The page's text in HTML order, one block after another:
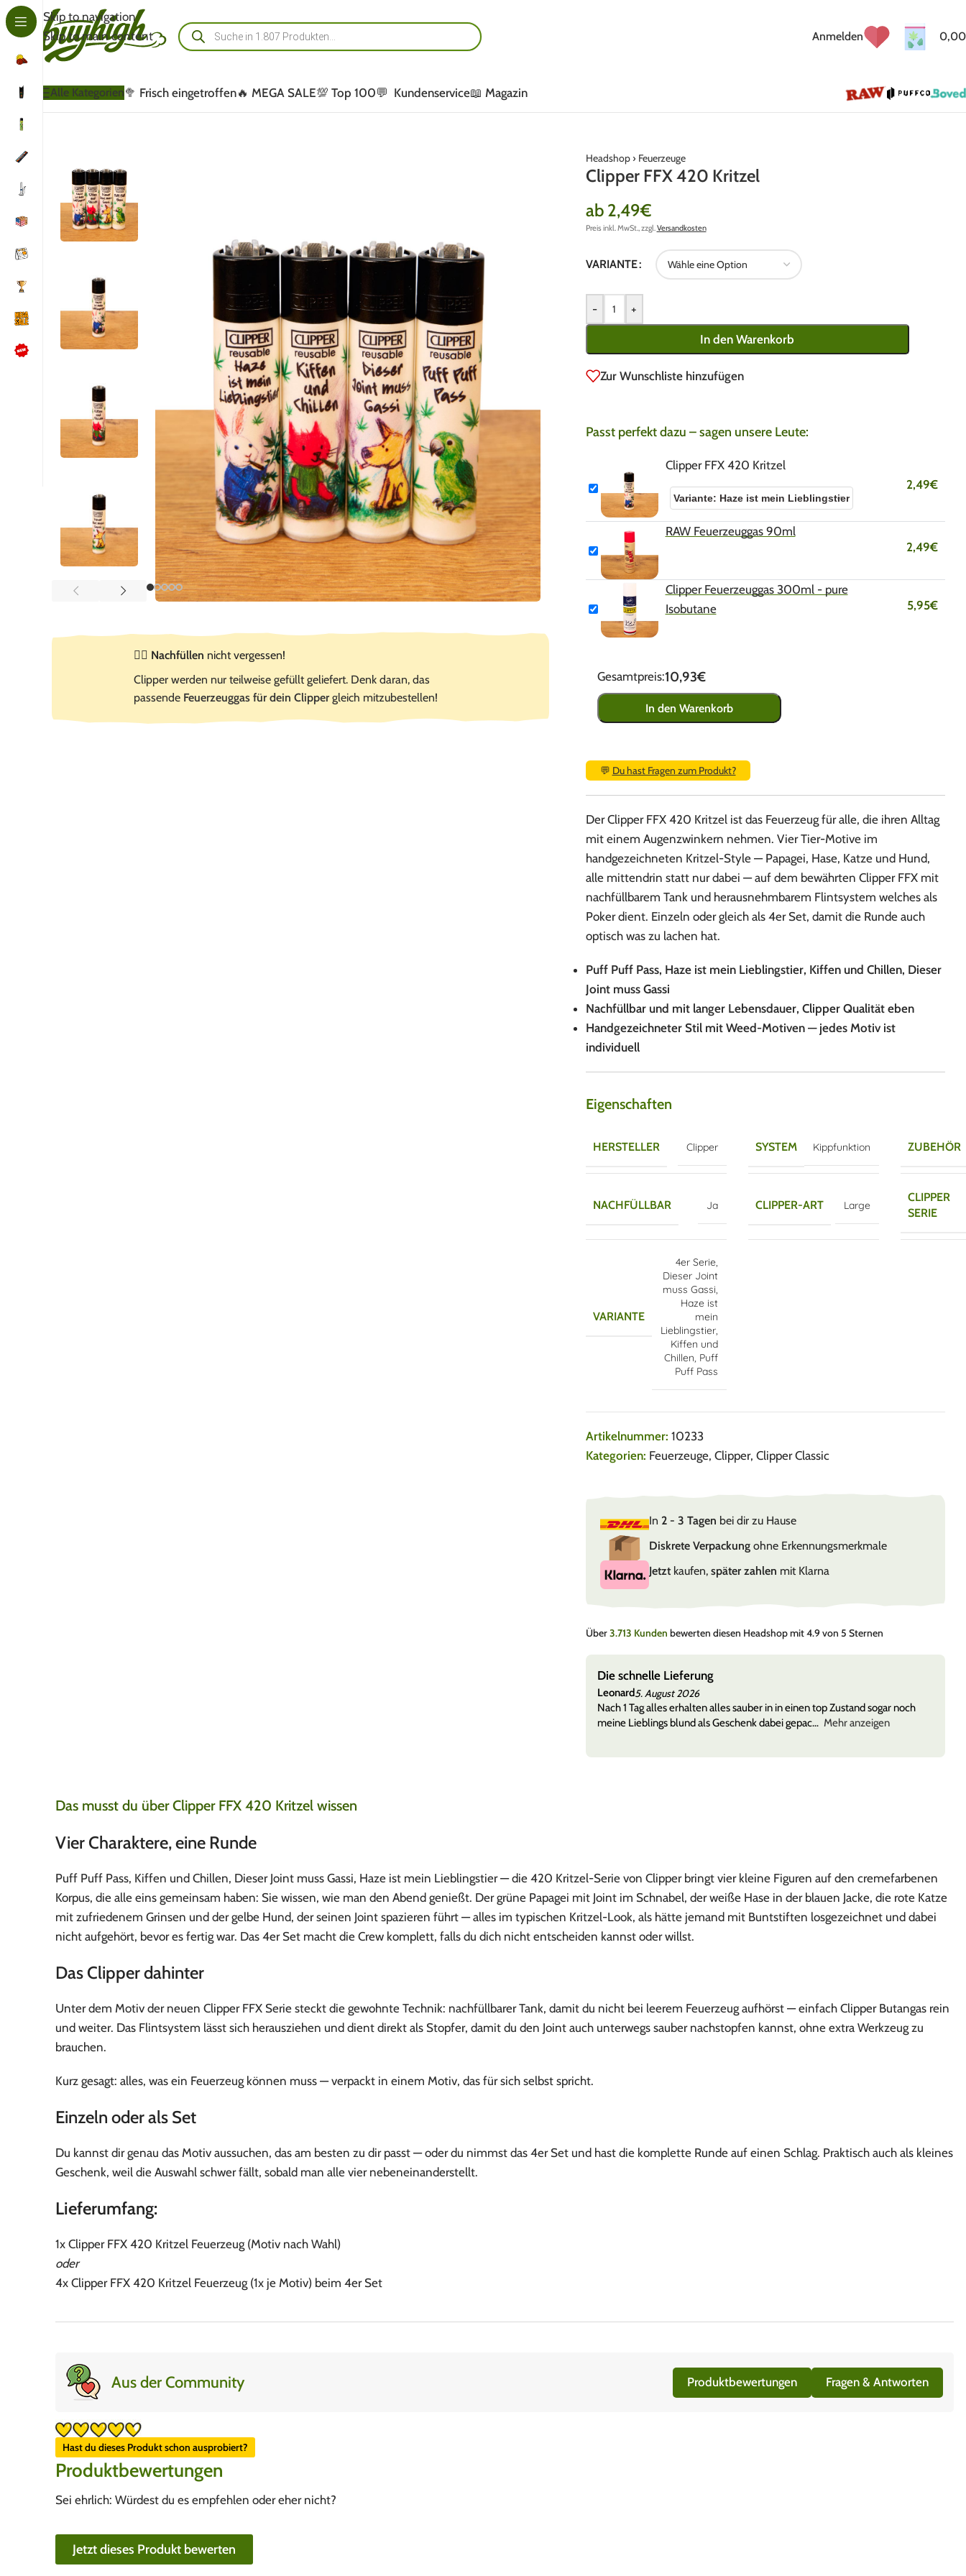
Skip to navigation
Skip to main content
Kundenbewertungen lesen
Schreib uns auf WhatsApp
Kundenservice kontaktieren
Anmelden 0,00
Alle Kategorien🥦 Frisch eingetroffen🔥 MEGA SALE💯 Top 100💬 Kundenservice📖 Magazin
☝🏻 Nachfüllen nicht vergessen!
Clipper werden nur teilweise gefüllt geliefert. Denk daran, das
passende Feuerzeuggas für dein Clippergleich mitzubestellen!
Headshop› Feuerzeuge
Clipper FFX 420 Kritzel
ab 2,49€
Preis inkl. MwSt., zzgl.Versandkosten
VARIANTE
- +
In den Warenkorb
Zur Wunschliste hinzufügen
Passt perfekt dazu – sagen unsere Leute:
Clipper FFX 420 Kritzel
2,49€
RAW Feuerzeuggas 90ml
2,49€
Clipper Feuerzeuggas 300ml - pure
Isobutane
5,95€
Gesamtpreis:10,93€
In den Warenkorb
💬 Du hast Fragen zum Produkt?
Der Clipper FFX 420 Kritzel ist das Feuerzeug für alle, die ihren Alltag
mit einem Augenzwinkern nehmen. Vier Tier-Motive im
handgezeichneten Kritzel-Style — Papagei, Hase, Katze und Hund,
alle mittendrin statt nur dabei — auf dem bewährten Clipper FFX mit
nachfüllbarem Tank und herausnehmbarem Flintsystem welches als
Poker dient. Einzeln oder gleich als 4er Set, damit die Runde auch
optisch was zu lachen hat.
Puff Puff Pass, Haze ist mein Lieblingstier, Kiffen und Chillen, Dieser
Joint muss Gassi
Nachfüllbar und mit langer Lebensdauer, Clipper Qualität eben
Handgezeichneter Stil mit Weed-Motiven — jedes Motiv ist
individuell
Eigenschaften
HERSTELLER Clipper SYSTEM Kippfunktion ZUBEHÖR
NACHFÜLLBAR Ja CLIPPER-ART Large
CLIPPER
SERIE
VARIANTE
4er Serie,
Dieser Joint
muss Gassi,
Haze ist
mein
Lieblingstier,
Kiffen und
Chillen, Puff
Puff Pass
Artikelnummer: 10233
Kategorien: Feuerzeuge, Clipper, Clipper Classic
In 2 - 3 Tagen bei dir zu Hause
Diskrete Verpackungohne Erkennungsmerkmale
Jetztkaufen, später zahlen mit Klarna
Über3.713 Kunden bewerten diesen Headshop mit 4.9 von 5 Sternen
Nach 1 Tag alles erhalten alles sauber in in einen top Zustand sogar noch
meine Lieblings blund als Geschenk dabei gepac
Mehr anzeigen
Bewertung vonRipTip Glasfilter Clear
Die filter sind echt krass nice. Muss
Das musst du über Clipper FFX 420 Kritzel wissen
Vier Charaktere, eine Runde
Puff Puff Pass, Kiffen und Chillen, Dieser Joint muss Gassi, Haze ist mein Lieblingstier — die 420 Kritzel-Serie von Clipper bringt vier kleine Figuren auf den cremefarbenen
Korpus, die alle eins gemeinsam haben: Sie wissen, wie man den Abend genießt. Der grüne Papagei mit Joint im Schnabel, der weiße Hase in der blauen Jacke, die rote Katze
mit zufriedenem Grinsen und der gelbe Hund, der seinen Joint spazieren führt — alles im typischen Kritzel-Look, als hätte jemand mit Buntstiften losgezeichnet und dabei
nicht aufgehört, bevor es fertig war. Das 4er Set macht die Crew komplett, falls du dich nicht entscheiden kannst oder willst.
Das Clipper dahinter
Unter dem Motiv der neuen Clipper FFX Serie steckt die gewohnte Technik: nachfüllbarer Tank, damit du nicht bei leerem Feuerzeug aufhörst — einfach Clipper Butangas rein
und weiter. Das Flintsystem lässt sich herausziehen und dient direkt als Stopfer, damit du den Joint auch unterwegs sauber nachstopfen kannst, ohne extra Werkzeug zu
brauchen.
Kurz gesagt: alles, was ein Feuerzeug können muss — verpackt in einem Motiv, das für sich selbst spricht.
Einzeln oder als Set
Du kannst dir genau das Motiv aussuchen, das am besten zu dir passt — oder du nimmst das 4er Set und hast die komplette Runde auf einen Schlag. Praktisch auch als kleines
Geschenk, weil die Auswahl schwer fällt, sobald man alle vier nebeneinanderstellt.
Lieferumfang:
1x Clipper FFX 420 Kritzel Feuerzeug (Motiv nach Wahl)
oder
4x Clipper FFX 420 Kritzel Feuerzeug (1x je Motiv) beim 4er Set
Aus der Community Produktbewertungen Fragen & Antworten
Hast du dieses Produkt schon ausprobiert?
Produktbewertungen
Sei ehrlich: Würdest du es empfehlen oder eher nicht?
Jetzt dieses Produkt bewerten